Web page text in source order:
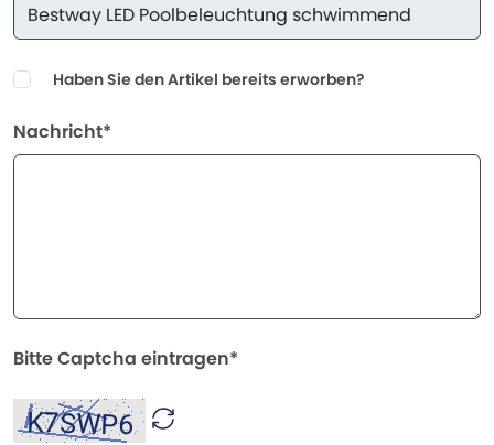
Haben Sie den Artikel bereits erworben?
Nachricht*
Bitte Captcha eintragen*